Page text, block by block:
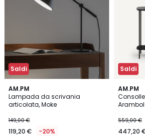
Saldi
AM.PM
Lampada da scrivania
articolata, Moke
149,00 €
119,20 € -20%
4,8
/ 5
Saldi
AM.PM
Arambol
559,00 €
447,20
4,4
/ 5